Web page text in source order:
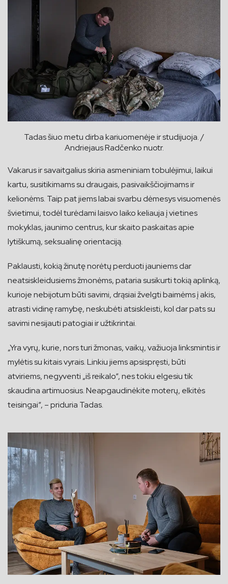
Tadas šiuo metu dirba kariuomenėje ir studijuoja. /
Andriejaus Radčenko nuotr.
Vakarus ir savaitgalius skiria asmeniniam tobulėjimui, laikui
kartu, susitikimams su draugais, pasivaikščiojimams ir
kelionėms. Taip pat jiems labai svarbu dėmesys visuomenės
švietimui, todėl turėdami laisvo laiko keliauja į vietines
mokyklas, jaunimo centrus, kur skaito paskaitas apie
lytiškumą, seksualinę orientaciją.
Paklausti, kokią žinutę norėtų perduoti jauniems dar
neatsiskleidusiems žmonėms, pataria susikurti tokią aplinką,
kurioje nebijotum būti savimi, drąsiai žvelgti baimėms į akis,
atrasti vidinę ramybę, neskubėti atsiskleisti, kol dar pats su
savimi nesijauti patogiai ir užtikrintai.
„Yra vyrų, kurie, nors turi žmonas, vaikų, važiuoja linksmintis ir
mylėtis su kitais vyrais. Linkiu jiems apsispręsti, būti
atviriems, negyventi „iš reikalo“, nes tokiu elgesiu tik
skaudina artimuosius. Neapgaudinėkite moterų, elkitės
teisingai“, – priduria Tadas.